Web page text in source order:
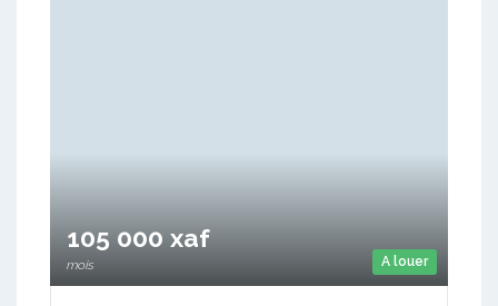
A louer
105 000 xaf
mois